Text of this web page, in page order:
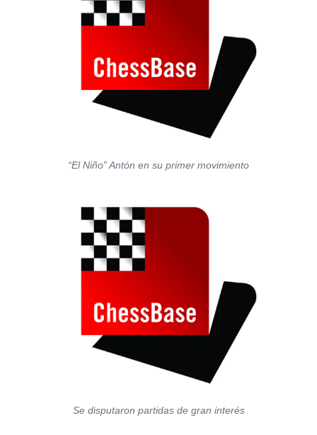
“El Niño” Antón en su primer movimiento
Se disputaron partidas de gran interés